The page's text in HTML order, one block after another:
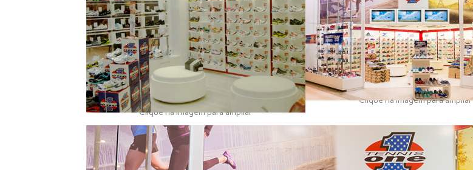
Clique na imagem para ampliar
Clique na imagem para ampliar